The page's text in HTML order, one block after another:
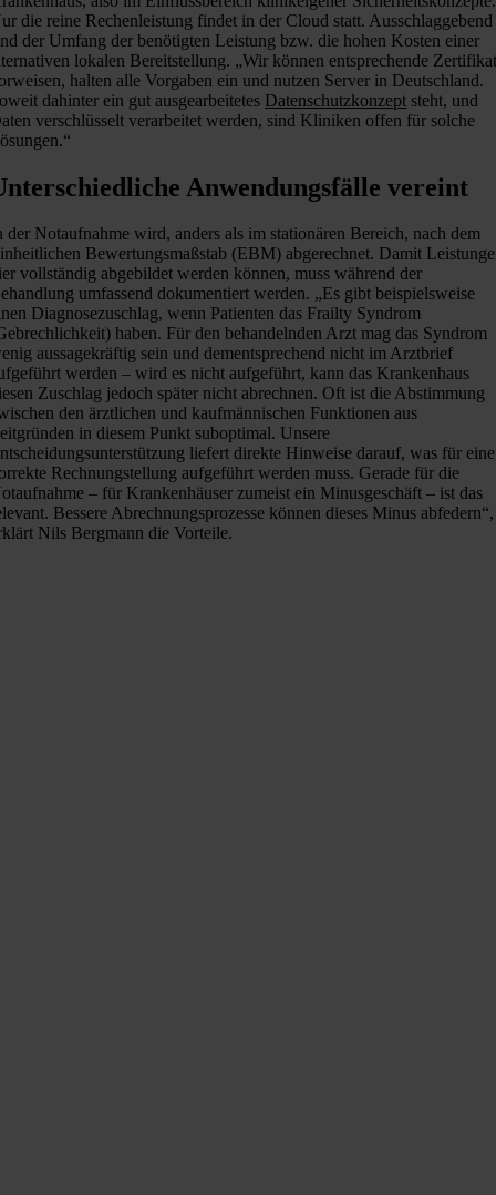
die reine Rechenleistung findet in der Cloud statt. Ausschlaggebend
der Umfang der benötigten Leistung bzw. die hohen Kosten einer
lokalen Bereitstellung. „Wir können entsprechende
halten alle Vorgaben ein und nutzen Server in Deutschland.
dahinter ein gut ausgearbeitetes Datenschutzkonzept steht, und
verschlüsselt verarbeitet werden, sind Kliniken offen für solche
Anwendungsfälle vereint
der Notaufnahme wird, anders als im stationären Bereich, nach dem
Bewertungsmaßstab (EBM) abgerechnet. Damit
vollständig abgebildet werden können, muss während der
umfassend dokumentiert werden. „Es gibt beispielsweise
Diagnosezuschlag, wenn Patienten das Frailty Syndrom
haben. Für den behandelnden Arzt mag das Syndrom
aussagekräftig sein und dementsprechend nicht im Arztbrief
werden – wird es nicht aufgeführt, kann das Krankenhaus
Zuschlag jedoch später nicht abrechnen. Oft ist die Abstimmung
den ärztlichen und kaufmännischen Funktionen aus
in diesem Punkt suboptimal. Unsere
liefert direkte Hinweise darauf, was für eine
Rechnungstellung aufgeführt werden muss. Gerade für die
– für Krankenhäuser zumeist ein Minusgeschäft – ist das
Bessere Abrechnungsprozesse können dieses Minus abfedern“,
Nils Bergmann die Vorteile.